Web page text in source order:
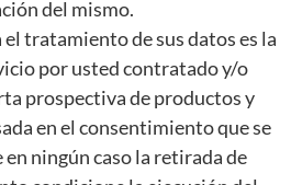
del mismo.
el tratamiento de sus datos es la
por usted contratado y/o
prospectiva de productos y
en el consentimiento que se
ningún caso la retirada de